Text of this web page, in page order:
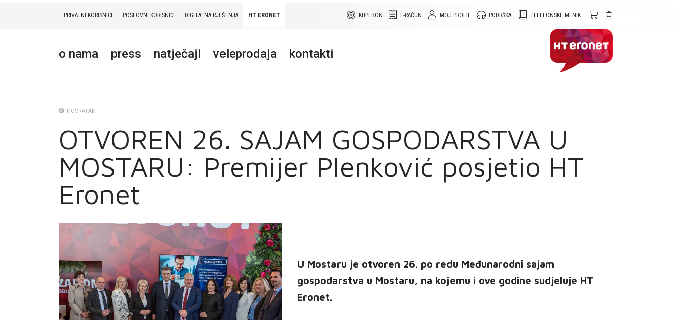
TELEFONSKI IMENIK
PODRŠKA
MOJ PROFIL
E-RAČUN
KUPI BON
PRIVATNI KORISNICI POSLOVNI KORISNICI DIGITALNA RJEŠENJA HT ERONET
o nama press natječaji veleprodaja kontakti
TELEFONSKI IMENIK
POVRATAK
OTVOREN 26. SAJAM GOSPODARSTVA U
MOSTARU: Premijer Plenković posjetio HT
Eronet
U Mostaru je otvoren 26. po redu Međunarodni sajam
gospodarstva u Mostaru, na kojemu i ove godine sudjeluje HT
Eronet.